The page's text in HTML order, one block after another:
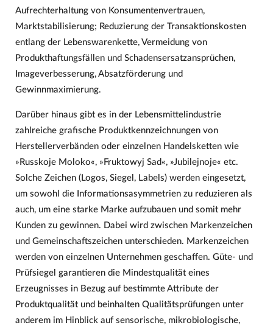
Aufrechterhaltung von Konsumentenvertrauen,
Marktstabilisierung; Reduzierung der Transaktionskosten
entlang der Lebenswarenkette, Vermeidung von
Produkthaftungsfällen und Schadensersatzansprüchen,
Imageverbesserung, Absatzförderung und
Gewinnmaximierung.
Darüber hinaus gibt es in der Lebensmittelindustrie
zahlreiche grafische Produktkennzeichnungen von
Herstellerverbänden oder einzelnen Handelsketten wie
»Russkoje Moloko«, »Fruktowyj Sad«, »Jubilejnoje« etc.
Solche Zeichen (Logos, Siegel, Labels) werden eingesetzt,
um sowohl die Informationsasymmetrien zu reduzieren als
auch, um eine starke Marke aufzubauen und somit mehr
Kunden zu gewinnen. Dabei wird zwischen Markenzeichen
und Gemeinschaftszeichen unterschieden. Markenzeichen
werden von einzelnen Unternehmen geschaffen. Güte- und
Prüfsiegel garantieren die Mindestqualität eines
Erzeugnisses in Bezug auf bestimmte Attribute der
Produktqualität und beinhalten Qualitätsprüfungen unter
anderem im Hinblick auf sensorische, mikrobiologische,